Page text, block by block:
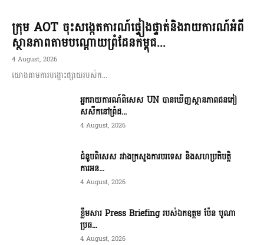
ក្រុម AOT ចុះសង្កេតការណ៍ផ្ទៀងផ្ទាត់និងរាយការណ៍អំពី
ស្ថានភាពតាមបណ្តោយព្រំដែនកម្ពុជ...
4 August, 2026
យោងតាមការបង្ហោះផ្សាយរបស់ក...
អ្នករាយការណ៍ពិសេស UN បានឃើញស្ថានភាពជនភៀ
សសឹកនៅព្រំដ...
4 August, 2026
ជំនួបពិសេស រវាងក្រសួងការបរទេស និងសហប្រតិបត្តិ
ការអន...
4 August, 2026
ខ្លឹមសារ Press Briefing របស់ឯកឧត្តម ប៉ែន បូណា
ប្រធ...
4 August, 2026